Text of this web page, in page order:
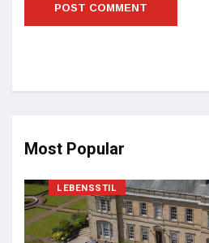
Most Popular
LEBENSSTIL